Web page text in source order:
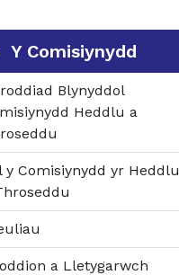
Y Comisiynydd
Blynyddol
Heddlu a
y Comisiynydd yr Heddlu
a Lletygarwch